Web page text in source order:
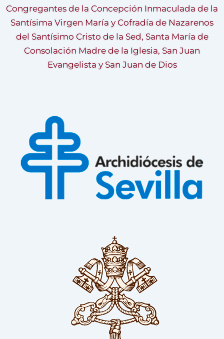
Congregantes de la Concepción Inmaculada de la
Santísima Virgen María y Cofradía de Nazarenos
del Santísimo Cristo de la Sed, Santa María de
Consolación Madre de la Iglesia, San Juan
Evangelista y San Juan de Dios